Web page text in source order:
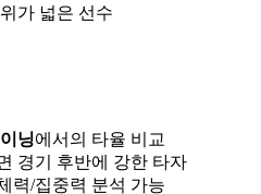
가 넓은 선수
닝에서의 타율 비교
경기 후반에 강한 타자
력/집중력 분석 가능